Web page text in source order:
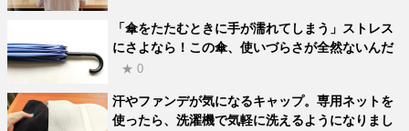
「傘をたたむときに手が濡れてしまう」ストレス
にさよなら！この傘、使いづらさが全然ないんだ
★ 0
汗やファンデが気になるキャップ。専用ネットを
使ったら、洗濯機で気軽に洗えるようになりまし